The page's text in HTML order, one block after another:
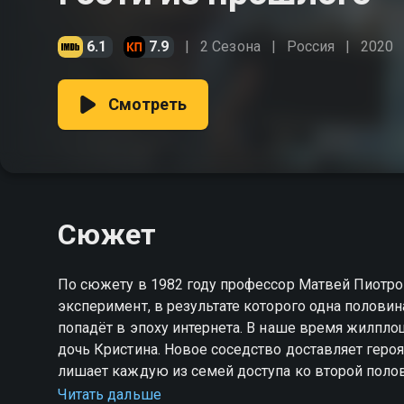
6.1 7.9 2 Сезона Россия 2020
Смотреть
Сюжет
По сюжету в 1982 году профессор Матвей
эксперимент, в результате которого одна
попадёт в эпоху интернета. В наше время
дочь Кристина. Новое соседство доставляет
лишает каждую из семей доступа ко второй
прождавший целых 38 лет, чтобы предотвратить
Читать дальше